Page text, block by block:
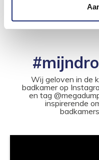
Wij geloven in de
badkamer op
en tag
inspirerende